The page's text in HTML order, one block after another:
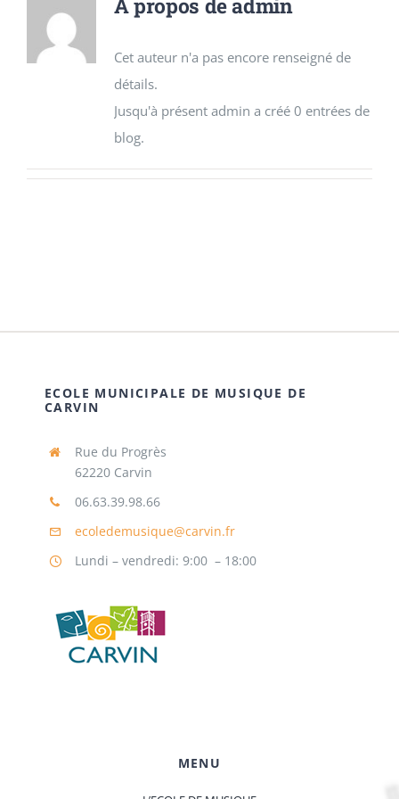
À propos deadmin
Cet auteur n'a pas encore renseigné de
détails.
Jusqu'à présent admin a créé 0 entrées de
blog.
ECOLE MUNICIPALE DE MUSIQUE DE
CARVIN
Rue du Progrès
62220 Carvin
06.63.39.98.66
ecoledemusique@carvin.fr
Lundi – vendredi: 9:00 – 18:00
MENU